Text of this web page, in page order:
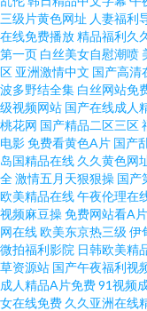
97精品自拍 91操肏 人人
欧美BT 日韩在线视频免
美女诱惑 www91色成人
月色 久久香蕉狼人综合
wwwAV在线 91洮色 91草
导航 在线观看午夜嘿咻 丝
射无码久久 久久艹视频
三级片黄色网址 人妻福利
在线免费播放精品福利久
第一页 白丝美女自慰潮喷
区 亚洲激情中文 国产高清
波多野结全集 白丝网站免
级视频网站 国产在线成人
桃花网 国产精品二区三区
电影免费看黄色A片 国产
岛国精品在线 久久黄色网
全激情五月天狠狠操 国产
欧美精品在线午夜伦理在
视频麻豆操免费网站看A片
网在线欧美东京热三级 伊
微拍福利影院 日韩欧美精
草资源站 国产午夜福利视
成人精品A片免费91视频
女在线免费 久久亚洲在线